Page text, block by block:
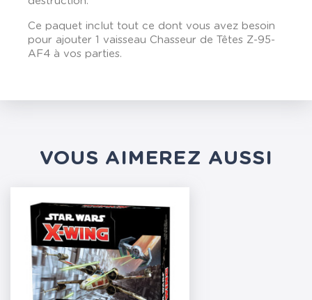
Ce paquet inclut tout ce dont vous avez besoin
pour ajouter 1 vaisseau Chasseur de Têtes Z-95-
AF4 à vos parties.
VOUS AIMEREZ AUSSI